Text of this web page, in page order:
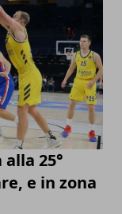
25°
e in zona